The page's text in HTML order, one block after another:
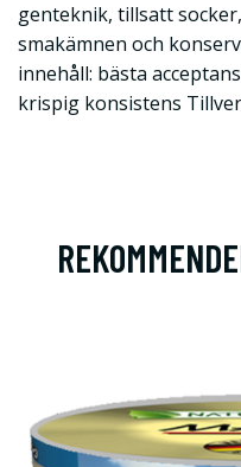
genteknik, tillsatt
smakämnen och
innehåll: bästa
krispig konsistens